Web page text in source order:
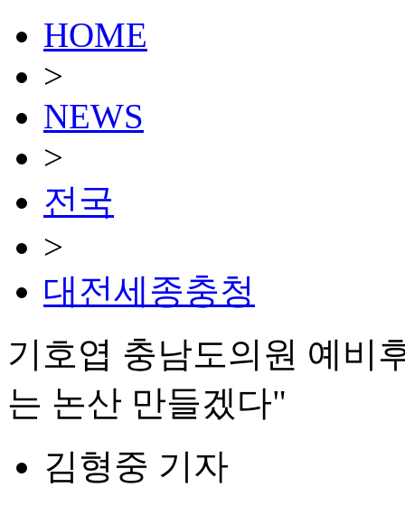
HOME
>
NEWS
>
전국
>
대전세종충청
기호엽 충남도의원 예비
는 논산 만들겠다"
김형중 기자